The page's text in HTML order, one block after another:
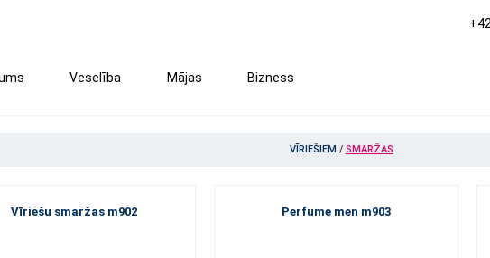
Veselība Mājas Bizness
VĪRIEŠIEM / SMARŽAS
Vīriešu smaržas m902 Perfume men m903